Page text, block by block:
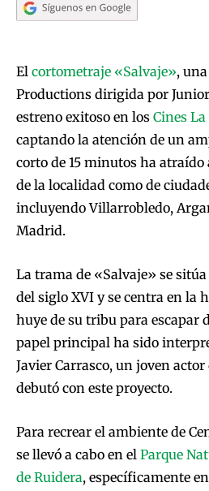
El cortometraje «Salvaje»,
Productions dirigida por
estreno exitoso en los Cines
captando la atención de un
corto de 15 minutos ha atraído
de la localidad como de
incluyendo Villarrobledo,
Madrid.
La trama de «Salvaje» se
del siglo XVI y se centra en la
huye de su tribu para escapar
papel principal ha sido
Javier Carrasco, un joven actor
debutó con este proyecto.
Para recrear el ambiente de
se llevó a cabo en el Parque
de Ruidera, específicamente